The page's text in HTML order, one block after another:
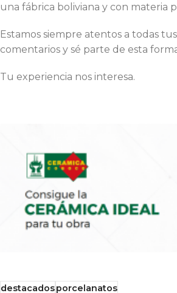
una fábrica boliviana y con materia
Estamos siempre atentos a todas
comentarios y sé parte de esta
Tu experiencia nos interesa.
destacadosporcelanatos